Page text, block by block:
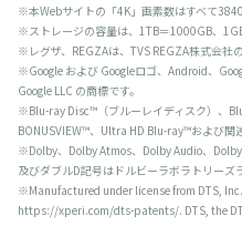
※本Webサイトの「4K」画素数はすべて
※ストレージの容量は、1TB＝1000GB、
※レグザ、REGZAは、TVS REGZA株式会社
※Google および Googleロゴ、Android、
Google LLC の商標です。
※Blu-ray Disc™（ブルーレイディスク）、
BONUSVIEW™、Ultra HD Blu-ray™および関
※Dolby、Dolby Atmos、Dolby Audio、
及びダブルD記号はドルビーラボラトリーズ
※Manufactured under license from DTS,
https://xperi.com/dts-patents/. DTS, the